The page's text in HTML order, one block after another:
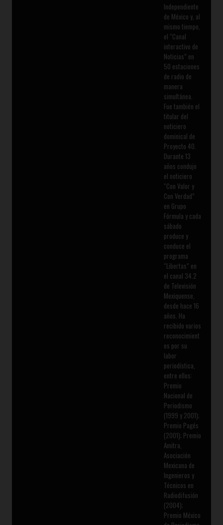
Independiente
de México y, al
mismo tiempo,
el “Canal
interactivo de
Noticias” en
50 estaciones
de radio de
manera
simultánea.
Fue también el
titular del
noticiero
dominical de
Proyecto 40.
Durante 13
años condujo
el noticiero
“Con Valor y
Con Verdad”
en Grupo
Fórmula y cada
sábado
produce y
conduce el
programa
“Libertas” en
el canal 34.2
de Televisión
Mexiquense,
desde hace 16
años. Ha
recibido varios
reconocimient
os por su
labor
periodística,
entre ellos:
Premio
Nacional de
Periodismo
(1999 y 2001);
Premio Pagés
(2001); Premio
Amitra,
Asociación
Mexicana de
Ingenieros y
Técnicos en
Radiodifusión
(2004);
Premio México